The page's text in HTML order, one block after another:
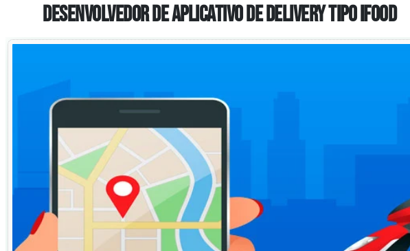
Desenvolvedor de Aplicativo de Delivery Tipo iFood